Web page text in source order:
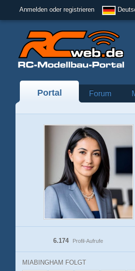
Anmelden oder registrieren
Portal Forum
Profil-Aufrufe
6.174
MIABINGHAM FOLGT